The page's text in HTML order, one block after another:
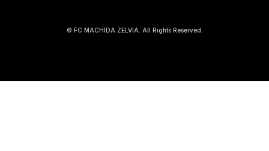
© FC MACHIDA ZELVIA. All Rights Reserved.